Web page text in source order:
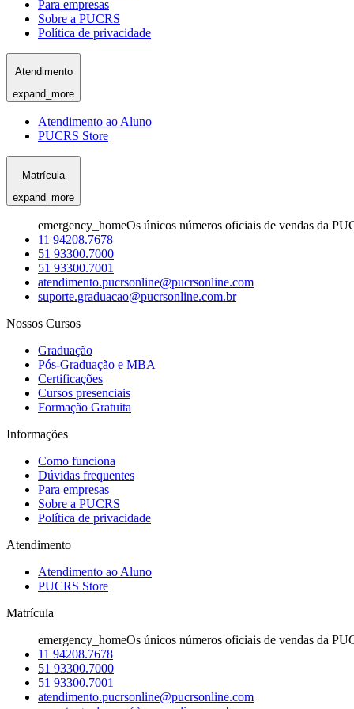
Para empresas
Sobre a PUCRS
Política de privacidade
Atendimento
expand_more
Atendimento ao Aluno
PUCRS Store
Matrícula
expand_more
emergency_homeOs únicos números oficiais de vendas da
11 94208.7678
51 93300.7000
51 93300.7001
atendimento.pucrsonline@pucrsonline.com
suporte.graduacao@pucrsonline.com.br
Nossos Cursos
Graduação
Pós-Graduação e MBA
Certificações
Cursos presenciais
Formação Gratuita
Informações
Como funciona
Dúvidas frequentes
Para empresas
Sobre a PUCRS
Política de privacidade
Atendimento
Atendimento ao Aluno
PUCRS Store
Matrícula
emergency_homeOs únicos números oficiais de vendas da
11 94208.7678
51 93300.7000
51 93300.7001
atendimento.pucrsonline@pucrsonline.com